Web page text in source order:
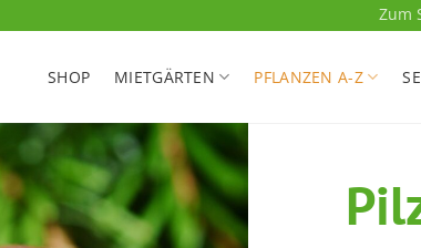
Zum
SHOP MIETGÄRTEN PFLANZEN A-Z